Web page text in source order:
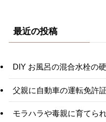
最近の投稿
DIY お風呂の混合水栓の
父親に自動車の運転免許
モラハラや毒親に育てら